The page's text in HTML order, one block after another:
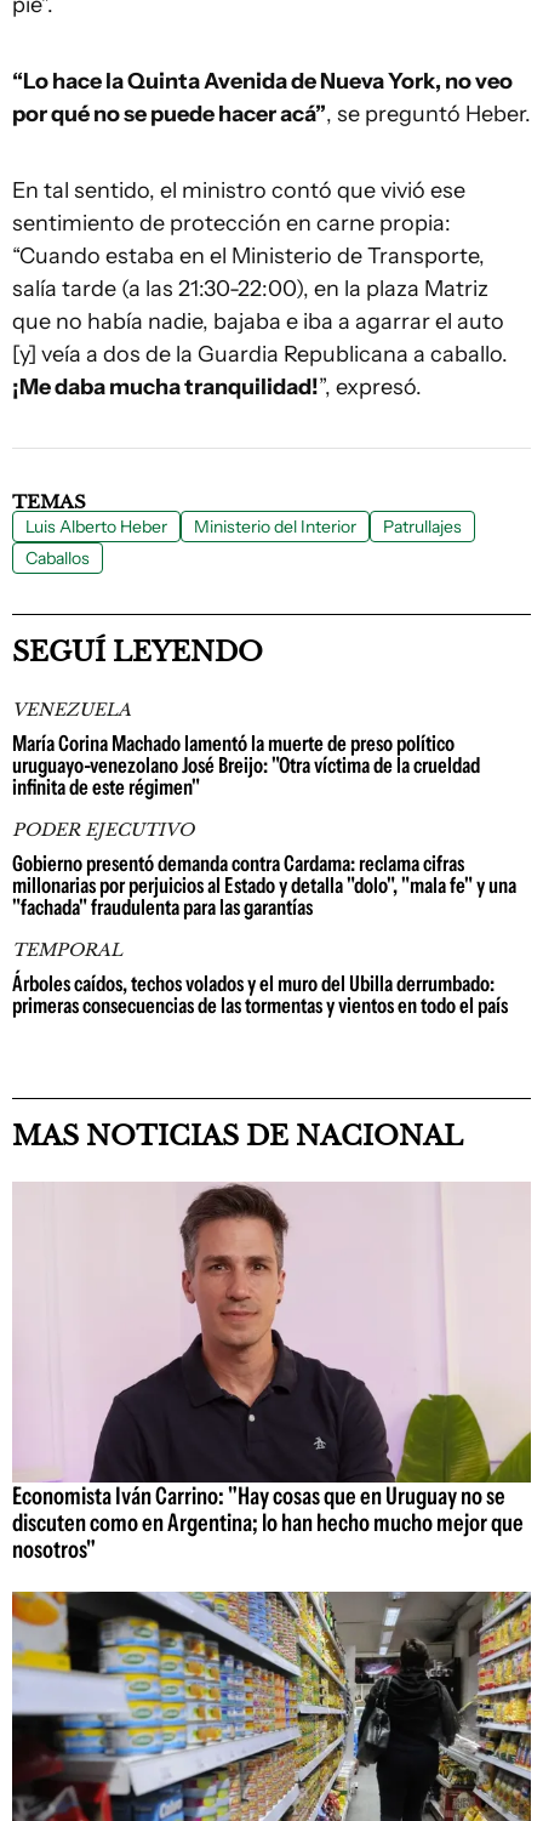
“Lo hace la Quinta Avenida de Nueva York, no veo
por qué no se puede hacer acá”, se preguntó Heber.
En tal sentido, el ministro contó que vivió ese
sentimiento de protección en carne propia:
“Cuando estaba en el Ministerio de Transporte,
salía tarde (a las 21:30-22:00), en la plaza Matriz
que no había nadie, bajaba e iba a agarrar el auto
[y] veía a dos de la Guardia Republicana a caballo.
¡Me daba mucha tranquilidad!”, expresó.
TEMAS
Luis Alberto Heber Ministerio del Interior
Patrullajes
Caballos
SEGUÍ LEYENDO
VENEZUELA
María Corina Machado lamentó la muerte de preso político
uruguayo-venezolano José Breijo: "Otra víctima de la crueldad
infinita de este régimen"
PODER EJECUTIVO
Gobierno presentó demanda contra Cardama: reclama cifras
millonarias por perjuicios al Estado y detalla "dolo", "mala fe" y una
"fachada" fraudulenta para las garantías
TEMPORAL
Árboles caídos, techos volados y el muro del Ubilla derrumbado:
primeras consecuencias de las tormentas y vientos en todo el país
MAS NOTICIAS DE NACIONAL
Economista Iván Carrino: "Hay cosas que en Uruguay no se
discuten como en Argentina; lo han hecho mucho mejor que
nosotros"